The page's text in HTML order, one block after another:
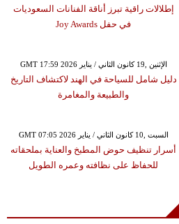
إطلالات راقية تبرز أناقة الفنانات السعوديات
في حفل Joy Awards
GMT 17:59 2026 الإثنين ,19 كانون الثاني / يناير
دليل شامل للسياحة في الهند لاكتشاف التاريخ
والطبيعة والمغامرة
GMT 07:05 2026 السبت ,10 كانون الثاني / يناير
أسرار تنظيف حوض المطبخ والعناية بملحقاته
للحفاظ على نظافته وعمره الطويل